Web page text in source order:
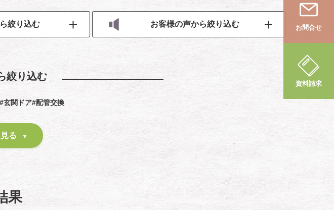
お問合せ
資料請求
絞り込む お客様の声から絞り込む
絞り込む
#玄関ドア#配管交換
る
果